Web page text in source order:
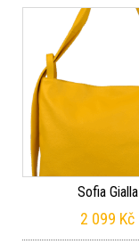
Sofia Gialla
2 099 Kč